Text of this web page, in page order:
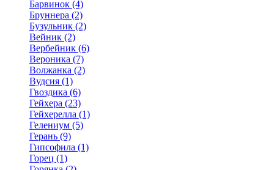
Барвинок (4)
Бруннера (2)
Бузульник (2)
Вейник (2)
Вербейник (6)
Вероника (7)
Волжанка (2)
Вудсия (1)
Гвоздика (6)
Гейхера (23)
Гейхерелла (1)
Гелениум (5)
Герань (9)
Гипсофила (1)
Горец (1)